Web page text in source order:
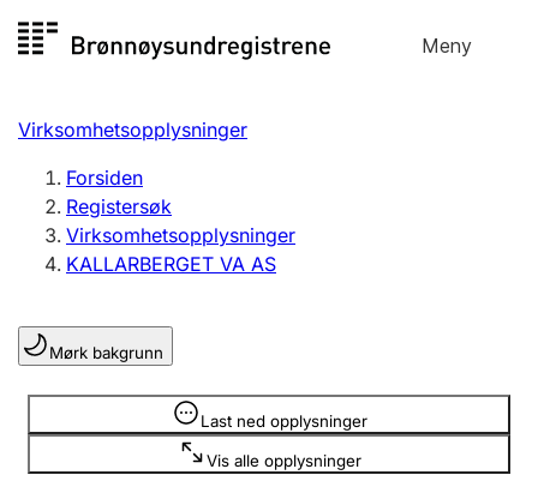
til
Meny
Registersøk
Aksjeselskap
Enkeltpersonforetak
Registrere, endre, slette
Lag og forening
Registrere, endre, slette
Virksomhetsopplysninger
Forsiden
Registersøk
Virksomhetsopplysninger
KALLARBERGET VA AS
Mørk bakgrunn
Last ned opplysninger
Vis alle opplysninger
Opplysninger er skjult